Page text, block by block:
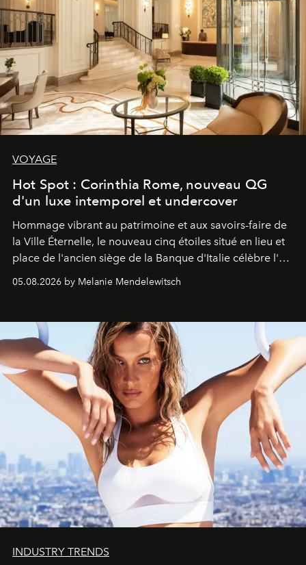
VOYAGE
Hot Spot : Corinthia Rome, nouveau QG
d'un luxe intemporel et undercover
Hommage vibrant au patrimoine et aux savoirs-faire de
la Ville Éternelle, le nouveau cinq étoiles situé en lieu et
place de l'ancien siège de la Banque d'Italie célèbre l'art
05.08.2026 by Melanie Mendelewitsch
INDUSTRY TRENDS